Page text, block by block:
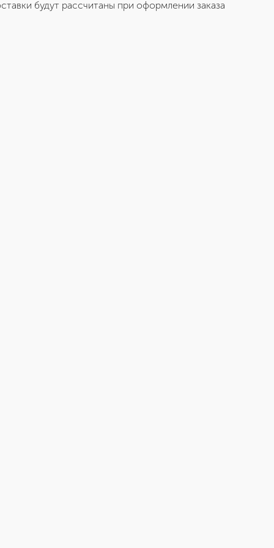
будут рассчитаны при оформлении заказа